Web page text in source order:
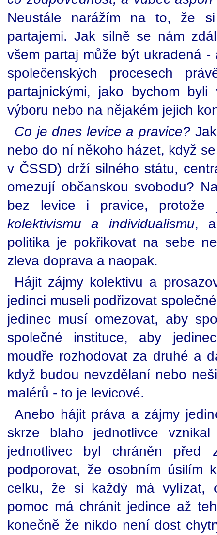
Neustále narážím na to, že
partajemi. Jak silně se nám
všem partaj může být ukradená
společenských procesech
partajnickými, jako bychom
výboru nebo na nějakém jejich
Co je dnes levice a pravice?Jak
nebo do ní někoho házet, když
v ČSSD) drží silného státu,
omezují občanskou svobodu?
bez levice i pravice,
kolektivismu a individualismu, a
politika je pokřikovat na sebe
zleva doprava a naopak.
Hájit zájmy kolektivu a
jedinci museli podřizovat
jedinec musí omezovat, aby
společné instituce, aby
moudře rozhodovat za druhé a
když budou nevzdělaní nebo
malérů - to je levicové.
Anebo hájit práva a zájmy
skrze blaho jednotlivce
jednotlivec byl chráněn před
podporovat, že osobním úsilím
celku, že si každý má vylízat,
pomoc má chránit jedince až
konečně že nikdo není dost